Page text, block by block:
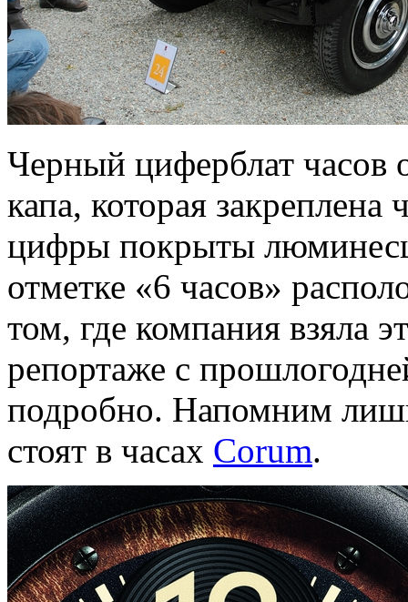
Черный циферблат часов
капа, которая
цифры покрыты
отметке «6 часов»
том, где компания взяла
репортаже с
подробно. Напомним
стоят в часах Corum.